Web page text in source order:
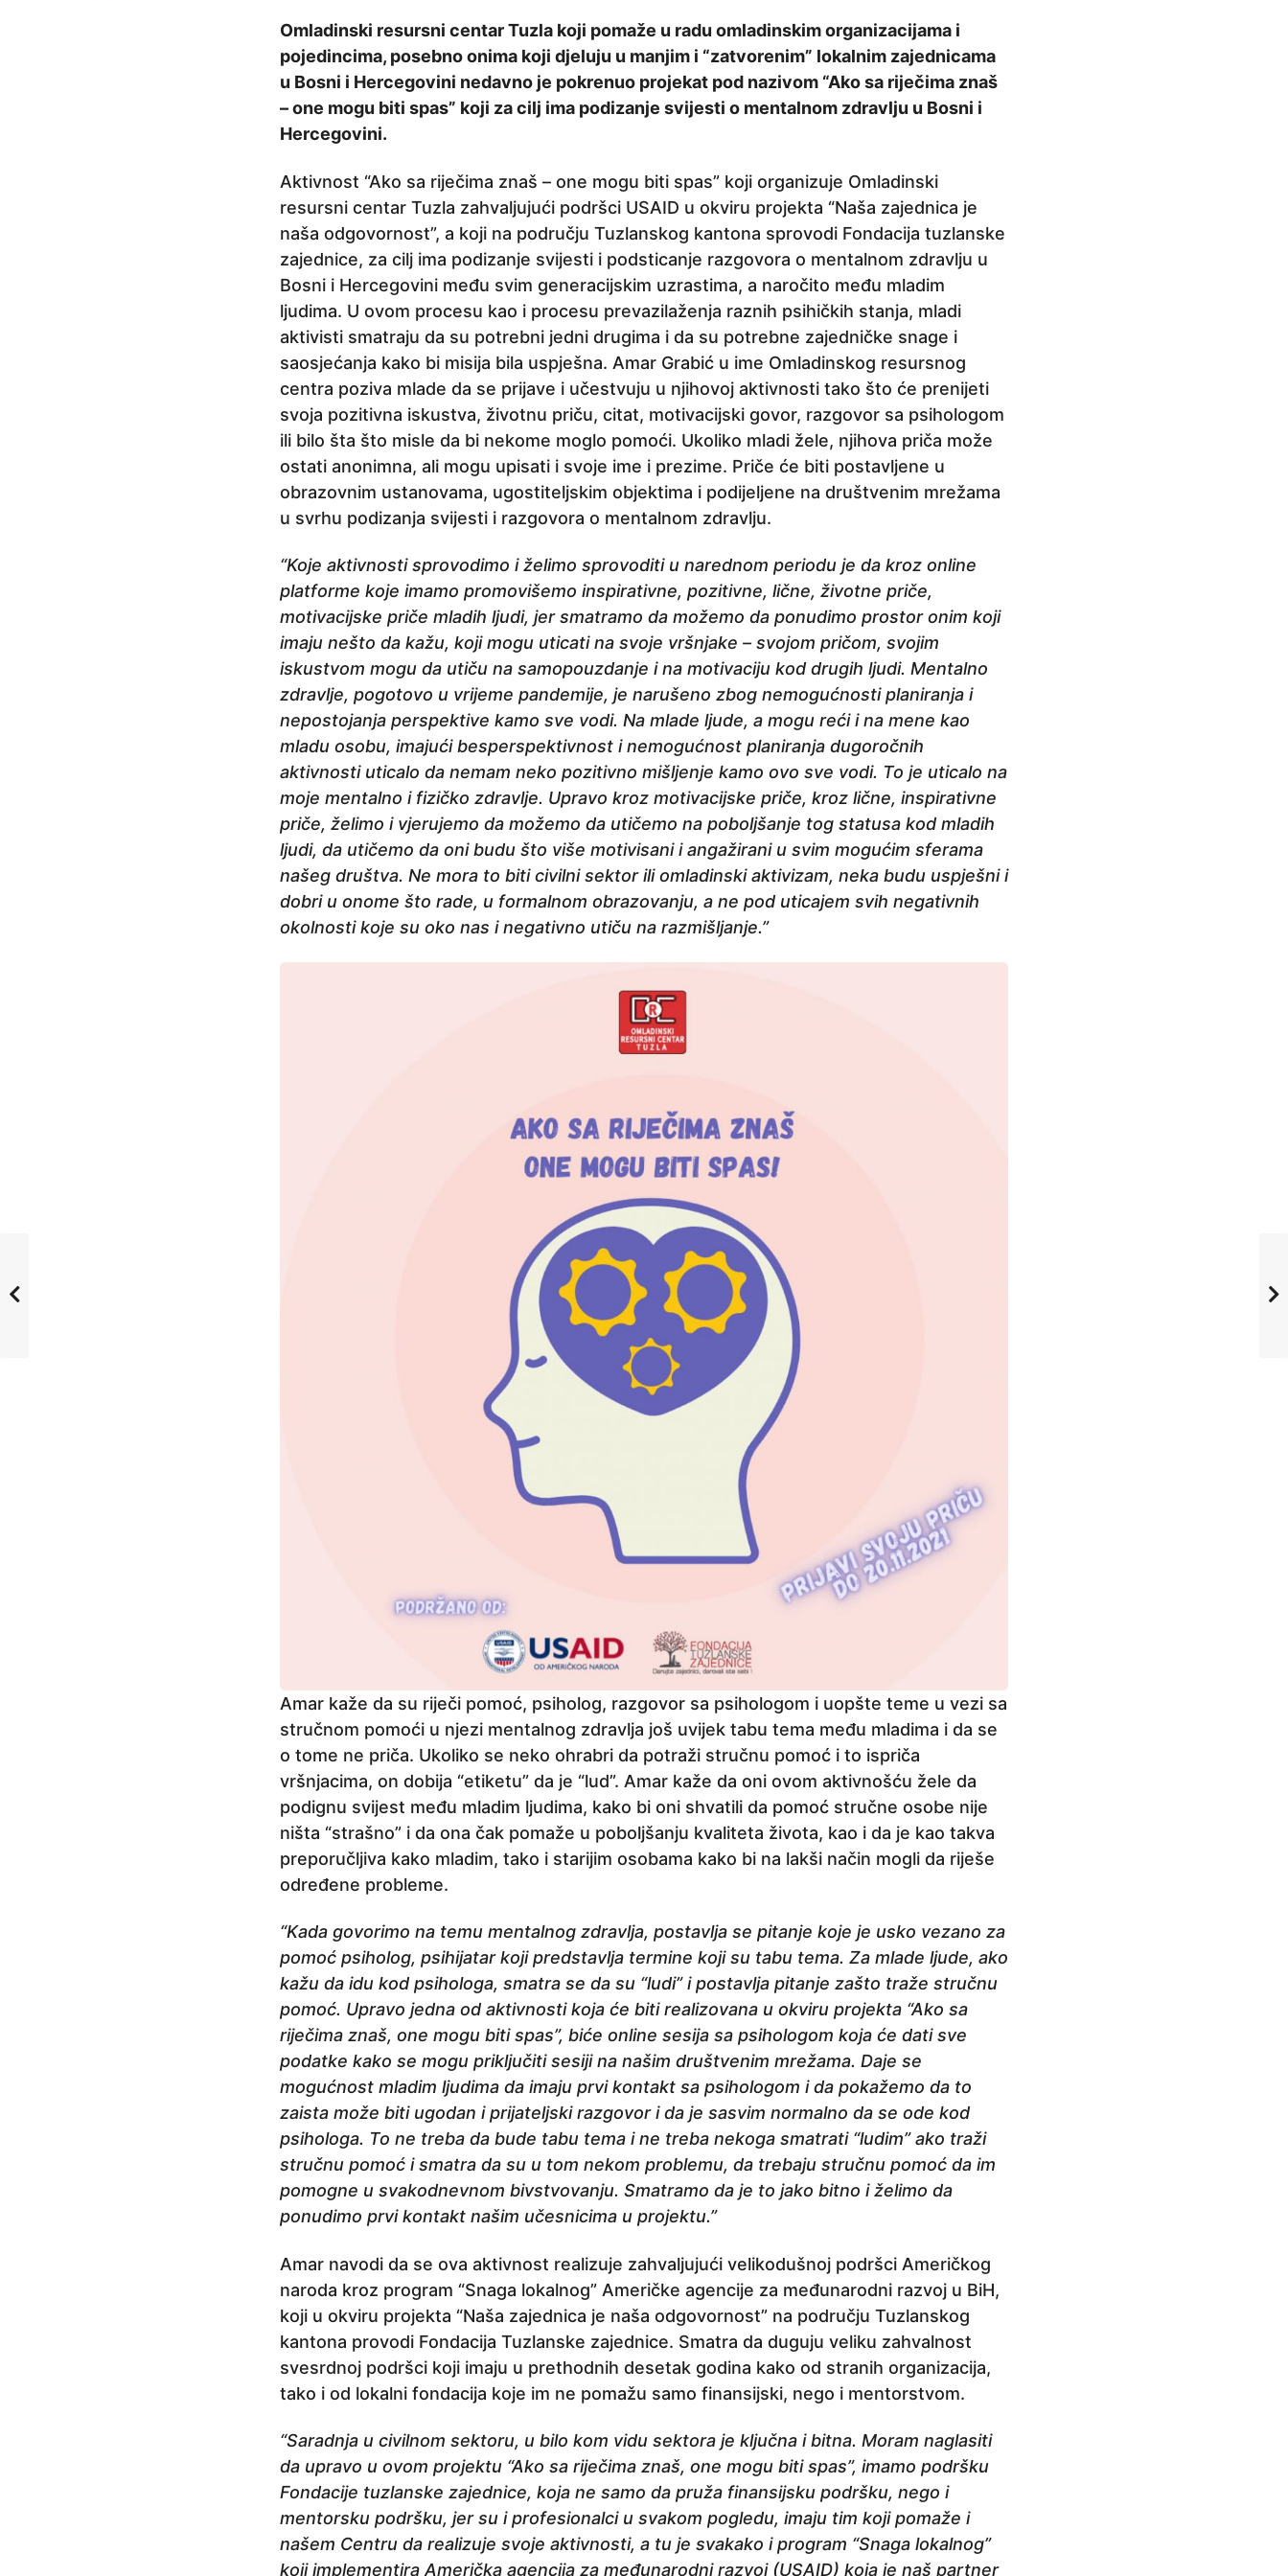
Omladinski resursni centar Tuzla koji pomaže u radu omladinskim organizacijama i
pojedincima, posebno onima koji djeluju u manjim i “zatvorenim” lokalnim zajednicama
u Bosni i Hercegovini nedavno je pokrenuo projekat pod nazivom “Ako sa riječima znaš
– one mogu biti spas” koji za cilj ima podizanje svijesti o mentalnom zdravlju u Bosni i
Hercegovini.
Aktivnost “Ako sa riječima znaš – one mogu biti spas” koji organizuje Omladinski
resursni centar Tuzla zahvaljujući podršci USAID u okviru projekta “Naša zajednica je
naša odgovornost”, a koji na području Tuzlanskog kantona sprovodi Fondacija tuzlanske
zajednice, za cilj ima podizanje svijesti i podsticanje razgovora o mentalnom zdravlju u
Bosni i Hercegovini među svim generacijskim uzrastima, a naročito među mladim
ljudima. U ovom procesu kao i procesu prevazilaženja raznih psihičkih stanja, mladi
aktivisti smatraju da su potrebni jedni drugima i da su potrebne zajedničke snage i
saosjećanja kako bi misija bila uspješna. Amar Grabić u ime Omladinskog resursnog
centra poziva mlade da se prijave i učestvuju u njihovoj aktivnosti tako što će prenijeti
svoja pozitivna iskustva, životnu priču, citat, motivacijski govor, razgovor sa psihologom
ili bilo šta što misle da bi nekome moglo pomoći. Ukoliko mladi žele, njihova priča može
ostati anonimna, ali mogu upisati i svoje ime i prezime. Priče će biti postavljene u
obrazovnim ustanovama, ugostiteljskim objektima i podijeljene na društvenim mrežama
u svrhu podizanja svijesti i razgovora o mentalnom zdravlju.
“Koje aktivnosti sprovodimo i želimo sprovoditi u narednom periodu je da kroz online
platforme koje imamo promovišemo inspirativne, pozitivne, lične, životne priče,
motivacijske priče mladih ljudi, jer smatramo da možemo da ponudimo prostor onim koji
imaju nešto da kažu, koji mogu uticati na svoje vršnjake – svojom pričom, svojim
iskustvom mogu da utiču na samopouzdanje i na motivaciju kod drugih ljudi. Mentalno
zdravlje, pogotovo u vrijeme pandemije, je narušeno zbog nemogućnosti planiranja i
nepostojanja perspektive kamo sve vodi. Na mlade ljude, a mogu reći i na mene kao
mladu osobu, imajući besperspektivnost i nemogućnost planiranja dugoročnih
aktivnosti uticalo da nemam neko pozitivno mišljenje kamo ovo sve vodi. To je uticalo na
moje mentalno i fizičko zdravlje. Upravo kroz motivacijske priče, kroz lične, inspirativne
priče, želimo i vjerujemo da možemo da utičemo na poboljšanje tog statusa kod mladih
ljudi, da utičemo da oni budu što više motivisani i angažirani u svim mogućim sferama
našeg društva. Ne mora to biti civilni sektor ili omladinski aktivizam, neka budu uspješni i
dobri u onome što rade, u formalnom obrazovanju, a ne pod uticajem svih negativnih
okolnosti koje su oko nas i negativno utiču na razmišljanje.”
Amar kaže da su riječi pomoć, psiholog, razgovor sa psihologom i uopšte teme u vezi sa
stručnom pomoći u njezi mentalnog zdravlja još uvijek tabu tema među mladima i da se
o tome ne priča. Ukoliko se neko ohrabri da potraži stručnu pomoć i to ispriča
vršnjacima, on dobija “etiketu” da je “lud”. Amar kaže da oni ovom aktivnošću žele da
podignu svijest među mladim ljudima, kako bi oni shvatili da pomoć stručne osobe nije
ništa “strašno” i da ona čak pomaže u poboljšanju kvaliteta života, kao i da je kao takva
preporučljiva kako mladim, tako i starijim osobama kako bi na lakši način mogli da riješe
određene probleme.
“Kada govorimo na temu mentalnog zdravlja, postavlja se pitanje koje je usko vezano za
pomoć psiholog, psihijatar koji predstavlja termine koji su tabu tema. Za mlade ljude, ako
kažu da idu kod psihologa, smatra se da su “ludi” i postavlja pitanje zašto traže stručnu
pomoć. Upravo jedna od aktivnosti koja će biti realizovana u okviru projekta “Ako sa
riječima znaš, one mogu biti spas”, biće online sesija sa psihologom koja će dati sve
podatke kako se mogu priključiti sesiji na našim društvenim mrežama. Daje se
mogućnost mladim ljudima da imaju prvi kontakt sa psihologom i da pokažemo da to
zaista može biti ugodan i prijateljski razgovor i da je sasvim normalno da se ode kod
psihologa. To ne treba da bude tabu tema i ne treba nekoga smatrati “ludim” ako traži
stručnu pomoć i smatra da su u tom nekom problemu, da trebaju stručnu pomoć da im
pomogne u svakodnevnom bivstvovanju. Smatramo da je to jako bitno i želimo da
ponudimo prvi kontakt našim učesnicima u projektu.”
Amar navodi da se ova aktivnost realizuje zahvaljujući velikodušnoj podršci Američkog
naroda kroz program “Snaga lokalnog” Američke agencije za međunarodni razvoj u BiH,
koji u okviru projekta “Naša zajednica je naša odgovornost” na području Tuzlanskog
kantona provodi Fondacija Tuzlanske zajednice. Smatra da duguju veliku zahvalnost
svesrdnoj podršci koji imaju u prethodnih desetak godina kako od stranih organizacija,
tako i od lokalni fondacija koje im ne pomažu samo finansijski, nego i mentorstvom.
“Saradnja u civilnom sektoru, u bilo kom vidu sektora je ključna i bitna. Moram naglasiti
da upravo u ovom projektu “Ako sa riječima znaš, one mogu biti spas”, imamo podršku
Fondacije tuzlanske zajednice, koja ne samo da pruža finansijsku podršku, nego i
mentorsku podršku, jer su i profesionalci u svakom pogledu, imaju tim koji pomaže i
našem Centru da realizuje svoje aktivnosti, a tu je svakako i program “Snaga lokalnog”
koji implementira Američka agencija za međunarodni razvoj (USAID) koja je naš partner